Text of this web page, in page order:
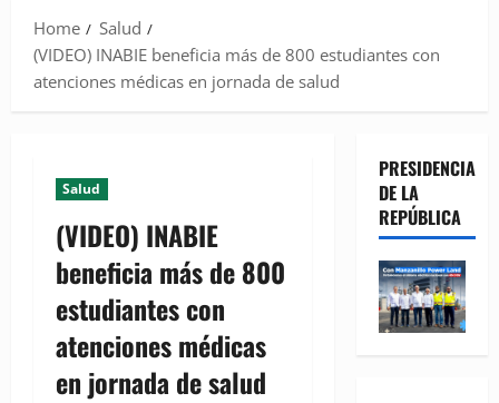
Home
Salud
(VIDEO) INABIE beneficia más de 800 estudiantes con
atenciones médicas en jornada de salud
Salud
(VIDEO) INABIE
beneficia más de 800
estudiantes con
atenciones médicas
en jornada de salud
PRESIDENCIA
DE LA
REPÚBLICA